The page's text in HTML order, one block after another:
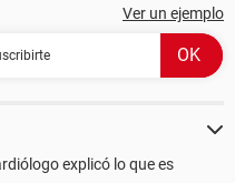
Ver un ejemplo
explicó lo que es